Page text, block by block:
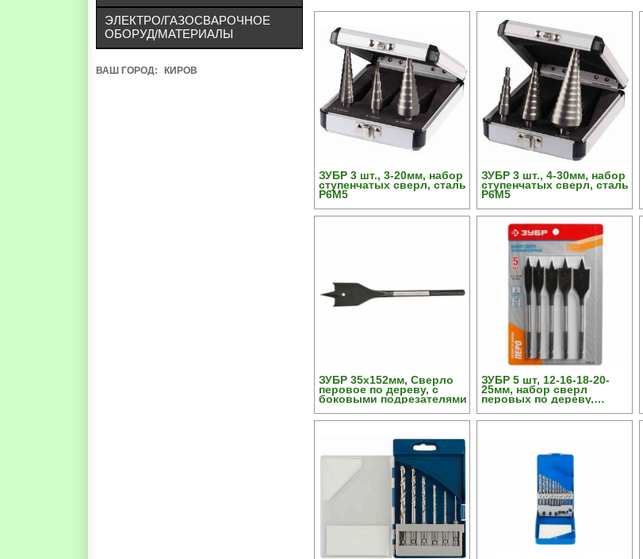
ЭЛЕКТРО/ГАЗОСВАРОЧНОЕ
ОБОРУД/МАТЕРИАЛЫ
ВАШ ГОРОД: КИРОВ
ЗУБР 3 шт., 3-20мм, набор
ступенчатых сверл, сталь
Р6М5
ЗУБР 3 шт., 4-30мм, набор
ступенчатых сверл, сталь
Р6М5
ЗУБР 35x152мм, Сверло
перовое по дереву, с
боковыми подрезателями
ЗУБР 5 шт, 12-16-18-20-
25мм, набор сверл
перовых по дереву,